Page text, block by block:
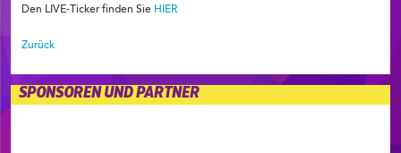
Den LIVE-Ticker finden Sie HIER
Zurück
SPONSOREN UND PARTNER